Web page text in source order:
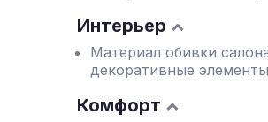
Интерьер
Материал обивки
декоративные
Комфорт